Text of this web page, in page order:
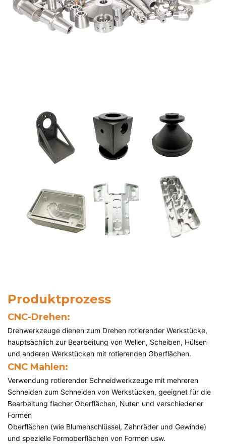
Produktprozess
CNC-Drehen:
Drehwerkzeuge dienen zum Drehen rotierender Werkstücke,
hauptsächlich zur Bearbeitung von Wellen, Scheiben, Hülsen
und anderen Werkstücken mit rotierenden Oberflächen.
CNC Mahlen:
Verwendung rotierender Schneidwerkzeuge mit mehreren
Schneiden zum Schneiden von Werkstücken, geeignet für die
Bearbeitung flacher Oberflächen, Nuten und verschiedener
Formen
Oberflächen (wie Blumenschlüssel, Zahnräder und Gewinde)
und spezielle Formoberflächen von Formen usw.